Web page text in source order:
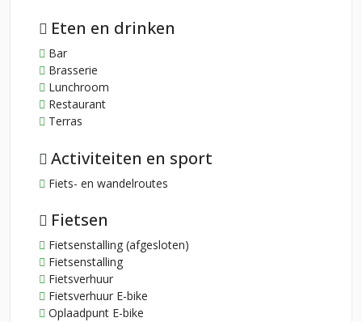
Eten en drinken
Bar
Brasserie
Lunchroom
Restaurant
Terras
Activiteiten en sport
Fiets- en wandelroutes
Fietsen
Fietsenstalling (afgesloten)
Fietsenstalling
Fietsverhuur
Fietsverhuur E-bike
Oplaadpunt E-bike